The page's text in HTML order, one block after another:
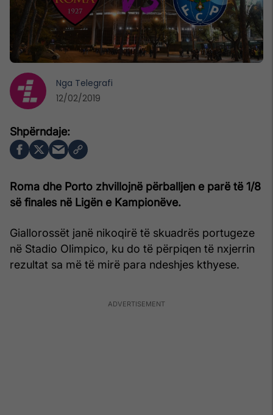
Roma dhe Porto zhvillojnë përballjen e parë të 1/8
së finales në Ligën e Kampionëve.
Giallorossët janë nikoqirë të skuadrës portugeze
në Stadio Olimpico, ku do të përpiqen të nxjerrin
rezultat sa më të mirë para ndeshjes kthyese.
Nga Telegrafi
12/02/2019